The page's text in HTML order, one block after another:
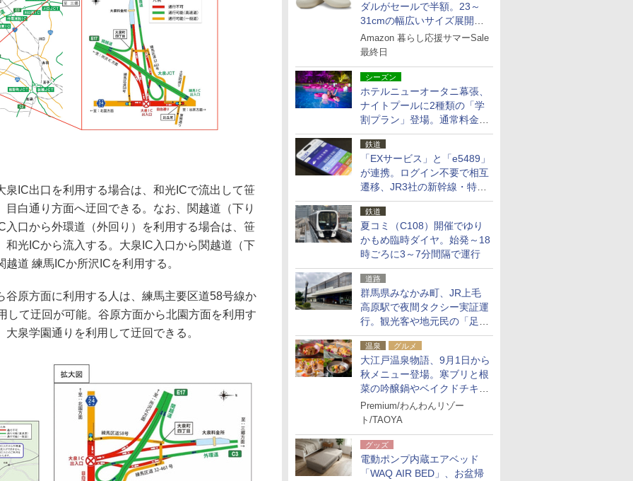
ダルがセールで半額。23～
31cmの幅広いサイズ展開、
独自のクッション素材を採用
Amazon 暮らし応援サマーSale
最終日
シーズン
ホテルニューオータニ幕張、
ナイトプールに2種類の「学
割プラン」登場。通常料金の
およそ半額でお得に夜活
鉄道
「EXサービス」と「e5489」
が連携。ログイン不要で相互
遷移、JR3社の新幹線・特急
予約をアプリで一括確認
鉄道
夏コミ（C108）開催でゆり
かもめ臨時ダイヤ。始発～18
時ごろに3～7分間隔で運行
道路
群馬県みなかみ町、JR上毛
高原駅で夜間タクシー実証運
行。観光客や地元民の「足が
ない」課題解消へ、木金土に
2台体制
温泉 グルメ
大江戸温泉物語、9月1日から
秋メニュー登場。寒ブリと根
菜の吟醸鍋やベイクドチキ
ン、ショコラ＆栗スイーツも
食べ放題に
Premium/わんわんリゾー
ト/TAOYA
グッズ
電動ポンプ内蔵エアベッド
「WAQ AIR BED」、お盆帰
IC出口を利用する場合は、和光ICで流出して笹
白通り方面へ迂回できる。なお、関越道（下り
入口から外環道（外回り）を利用する場合は、笹
和光ICから流入する。大泉IC入口から関越道（下
道 練馬ICか所沢ICを利用する。
原方面に利用する人は、練馬主要区道58号線か
して迂回が可能。谷原方面から北園方面を利用す
泉学園通りを利用して迂回できる。